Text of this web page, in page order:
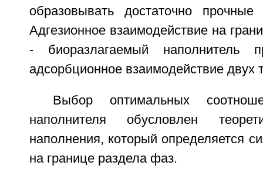
образовывать достаточно
Адгезионное взаимодействие на
- биоразлагаемый наполнитель
адсорбционное взаимодействие двух
Выбор оптимальных
наполнителя обусловлен
наполнения, который определяется
на границе раздела фаз.